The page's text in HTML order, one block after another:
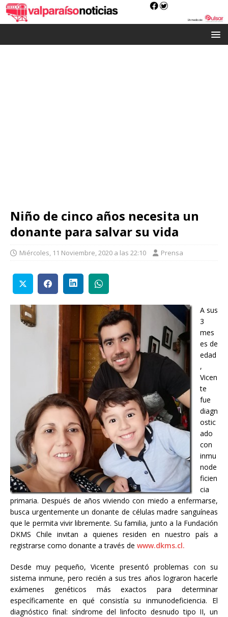
Niño de cinco años necesita un
donante para salvar su vida
Miércoles, 11 Noviembre, 2020 a las 22:10 Prensa
A sus
3
mes
es de
edad
,
Vicen
te
fue
diagn
ostic
ado
con
inmu
node
ficien
cia
primaria. Después de años viviendo con miedo a enfermarse,
busca urgentemente un donante de células madre sanguíneas
que le permita vivir libremente. Su familia, junto a la Fundación
DKMS Chile invitan a quienes residen en nuestro país a
registrarse como donante a través de www.dkms.cl.
Desde muy pequeño, Vicente presentó problemas con su
sistema inmune, pero recién a sus tres años lograron hacerle
exámenes genéticos más exactos para determinar
específicamente en qué consistía su inmunodeficiencia. El
diagnóstico final: síndrome del linfocito desnudo tipo II, un